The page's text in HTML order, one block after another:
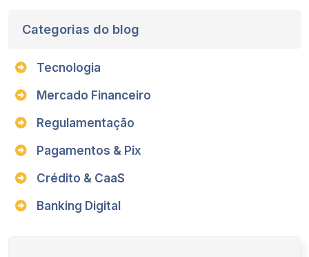
Categorias do blog
Tecnologia
Mercado Financeiro
Regulamentação
Pagamentos & Pix
Crédito & CaaS
Banking Digital